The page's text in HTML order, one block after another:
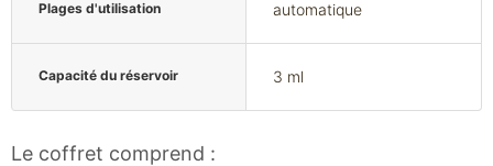
Plages d'utilisation automatique
Capacité du réservoir 3 ml
Le coffret comprend :